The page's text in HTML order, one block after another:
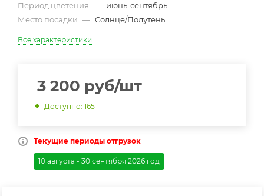
Период цветения — июнь-сентябрь
Место посадки — Солнце/Полутень
Все характеристики
3 200 руб/шт
Доступно: 165
Текущие периоды отгрузок
10 августа - 30 сентября 2026 год